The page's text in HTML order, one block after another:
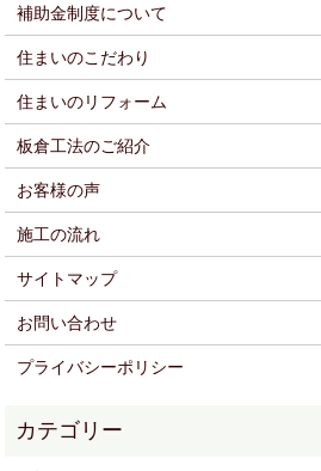
補助金制度について
住まいのこだわり
住まいのリフォーム
板倉工法のご紹介
お客様の声
施工の流れ
サイトマップ
お問い合わせ
プライバシーポリシー